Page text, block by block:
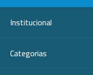
Institucional
Categorias